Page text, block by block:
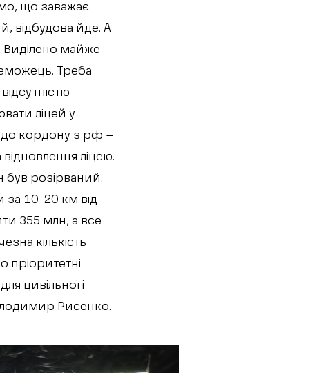
що заважає
відбудова йде. А
Виділено майже
Треба
ліцей у
до кордону з рф –
ліцею.
був розірваний.
за 10-20 км від
355 млн, а все
кількість
пріоритетні
цивільної і
Рисенко.